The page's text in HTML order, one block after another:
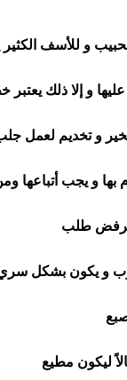
و للأسف الكثير
و إلا ذلك يعتبر
و تخديم لعمل
بها و يجب أتباعها
و يكون بشكل سري